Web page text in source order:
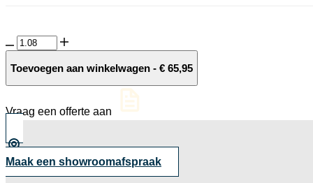
Sinai
Pearl
tegel
slip
facet
Toevoegen aan winkelwagen - € 65,95
Vraag een offerte aan
Maak een showroomafspraak